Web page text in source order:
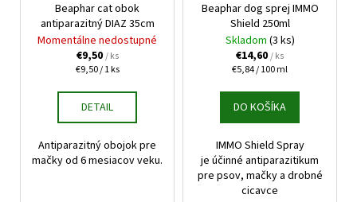
Beaphar cat obok
antiparazitný DIAZ 35cm
Momentálne nedostupné
€9,50/ ks
Jednotková
€9,50 / 1 ks
DETAIL
Antiparazitný obojok pre
mačky od 6 mesiacov veku.
Beaphar dog sprej IMMO
Shield 250ml
Skladom (3 ks)
€14,60/ ks
Jednotková
€5,84 / 100 ml
DO KOŠÍKA
IMMO Shield Spray
je účinné antiparazitikum
pre psov, mačky a drobné
cicavce